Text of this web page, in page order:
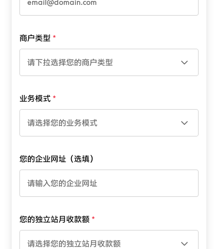
商户类型
请下拉选择您的商户类型
业务模式
请选择您的业务模式
您的企业网址（选填）
您的独立站月收款额
请选择您的独立站月收款额